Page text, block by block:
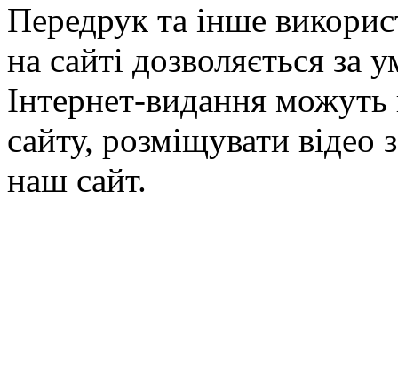
Передрук та інше
на сайті дозволяється
Інтернет-видання можуть
сайту, розміщувати відео
наш сайт.